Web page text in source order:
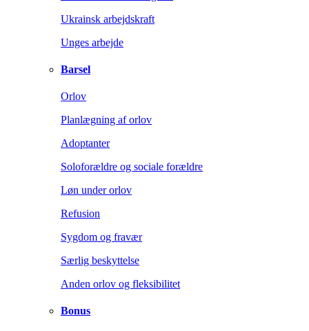
Ukrainsk arbejdskraft
Unges arbejde
Barsel
Orlov
Planlægning af orlov
Adoptanter
Soloforældre og sociale forældre
Løn under orlov
Refusion
Sygdom og fravær
Særlig beskyttelse
Anden orlov og fleksibilitet
Bonus